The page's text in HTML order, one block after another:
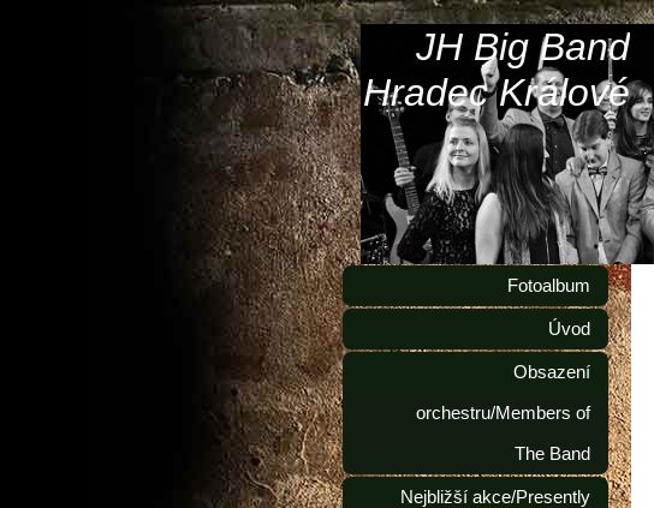
JH Big Band
Hradec Králové
Fotoalbum
Úvod
Obsazení
orchestru/Members of
The Band
Nejbližší akce/Presently